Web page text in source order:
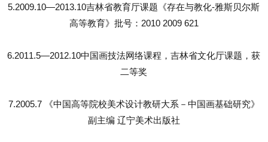
5.2009.10—2013.10吉林省教育厅课题《存在与教化-雅斯贝尔斯
高等教育》批号：2010 2009 621
6.2011.5—2012.10中国画技法网络课程，吉林省文化厅课题，获
二等奖
7.2005.7 《中国高等院校美术设计教研大系－中国画基础研究》
副主编 辽宁美术出版社